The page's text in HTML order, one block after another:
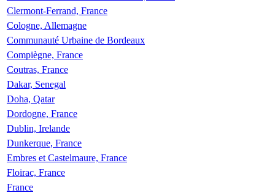
Clermont-Ferrand, France
Cologne, Allemagne
Communauté Urbaine de Bordeaux
Compiègne, France
Coutras, France
Dakar, Senegal
Doha, Qatar
Dordogne, France
Dublin, Irelande
Dunkerque, France
Embres et Castelmaure, France
Floirac, France
France